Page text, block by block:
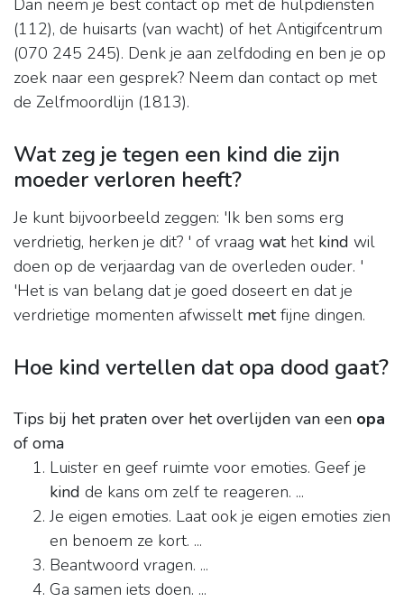
Dan neem je best contact op met de hulpdiensten
(112), de huisarts (van wacht) of het Antigifcentrum
(070 245 245). Denk je aan zelfdoding en ben je op
zoek naar een gesprek? Neem dan contact op met
de Zelfmoordlijn (1813).
Wat zeg je tegen een kind die zijn
moeder verloren heeft?
Je kunt bijvoorbeeld zeggen: 'Ik ben soms erg
verdrietig, herken je dit? ' of vraag wathet kind wil
doen op de verjaardag van de overleden ouder. '
'Het is van belang dat je goed doseert en dat je
verdrietige momenten afwisselt metfijne dingen.
Hoe kind vertellen dat opa dood gaat?
Tips bij het praten over het overlijden van een opa
of oma
Luister en geef ruimte voor emoties. Geef je
kind de kans om zelf te reageren. ...
Je eigen emoties. Laat ook je eigen emoties zien
en benoem ze kort. ...
Beantwoord vragen. ...
Ga samen iets doen. ...